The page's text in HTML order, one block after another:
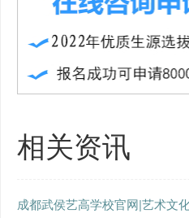
相关资讯
成都武侯艺高学校官网|艺术文